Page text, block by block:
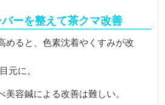
ーを整えて茶クマ改善
めると、色素沈着やくすみが改
元に。
容鍼による改善は難しい。